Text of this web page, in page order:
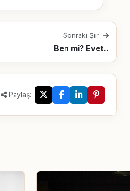
Sonraki Şiir
Ben mi? Evet..
Paylaş: